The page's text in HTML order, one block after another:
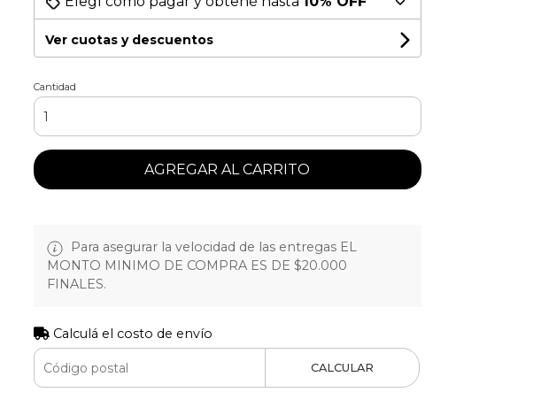
Ver cuotas y descuentos
Cantidad
AGREGAR AL CARRITO
Para asegurar la velocidad de las entregas EL
MONTO MINIMO DE COMPRA ES DE $20.000
FINALES.
Calculá el costo de envío
CALCULAR